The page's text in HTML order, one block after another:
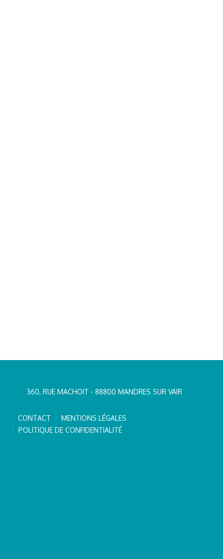
360, RUE MACHOIT - 88800 MANDRES SUR VAIR
CONTACT
MENTIONS LÉGALES
POLITIQUE DE CONFIDENTIALITÉ